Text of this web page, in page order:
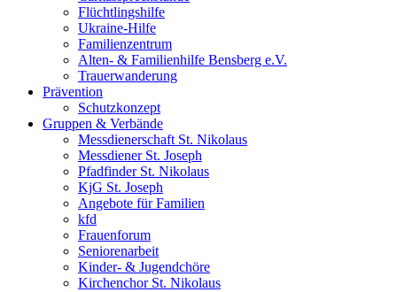
Flüchtlingshilfe
Ukraine-Hilfe
Familienzentrum
Alten- & Familienhilfe Bensberg e.V.
Trauerwanderung
Prävention
Schutzkonzept
Gruppen & Verbände
Messdienerschaft St. Nikolaus
Messdiener St. Joseph
Pfadfinder St. Nikolaus
KjG St. Joseph
Angebote für Familien
kfd
Frauenforum
Seniorenarbeit
Kinder- & Jugendchöre
Kirchenchor St. Nikolaus